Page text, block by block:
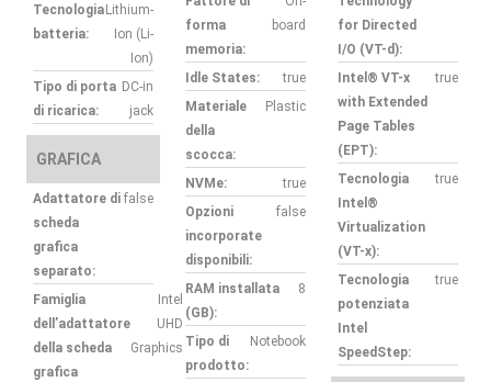
Tecnologia
batteria:
Lithium-
Ion (Li-
Ion)
Tipo di porta
di ricarica:
DC-in
jack
GRAFICA
Adattatore di
scheda
grafica
separato:
false
Famiglia
dell’adattatore
della scheda
grafica
Intel
UHD
Graphics
forma
memoria:
board
Idle States:
true
Materiale
della
scocca:
Plastic
NVMe:
true
Opzioni
incorporate
disponibili:
false
RAM installata
(GB):
8
Tipo di
prodotto:
Notebook
for Directed
I/O (VT-d):
Intel® VT-x
with Extended
Page Tables
(EPT):
true
Tecnologia
Intel®
Virtualization
(VT-x):
true
Tecnologia
potenziata
Intel
SpeedStep:
true